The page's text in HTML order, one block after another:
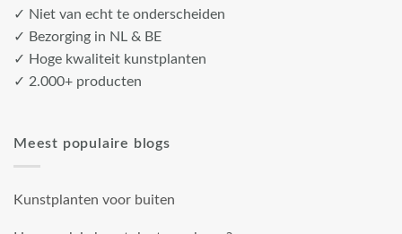
✓ Niet van echt te onderscheiden
✓ Bezorging in NL & BE
✓ Hoge kwaliteit kunstplanten
✓ 2.000+ producten
Meest populaire blogs
Kunstplanten voor buiten